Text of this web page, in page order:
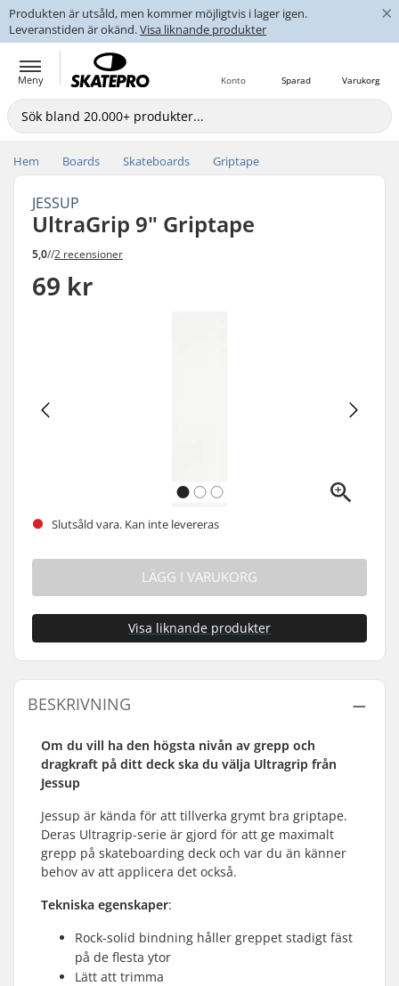
Produkten är utsåld, men kommer möjligtvis i lager igen.
Leveranstiden är okänd.Visa liknande produkter
×
Meny Varukorg
Sparad
Konto
Hem Boards Skateboards Griptape
JESSUP
UltraGrip 9" Griptape
5,0//2 recensioner
69 kr
Slutsåld vara. Kan inte levereras
LÄGG I VARUKORG
Visa liknande produkter
BESKRIVNING
Om du vill ha den högsta nivån av grepp och
dragkraft på ditt deck ska du välja Ultragrip från
Jessup
Jessup är kända för att tillverka grymt bra griptape.
Deras Ultragrip-serie är gjord för att ge maximalt
grepp på skateboarding deck och var du än känner
behov av att applicera det också.
Tekniska egenskaper:
Rock-solid bindning håller greppet stadigt fäst
på de flesta ytor
Lätt att trimma